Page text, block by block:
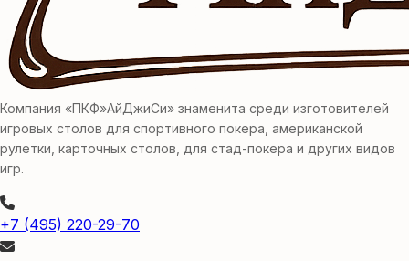
Компания «ПКФ»АйДжиСи» знаменита среди изготовителей
игровых столов для спортивного покера, американской
рулетки, карточных столов, для стад-покера и других видов
игр.
+7 (495) 220-29-70